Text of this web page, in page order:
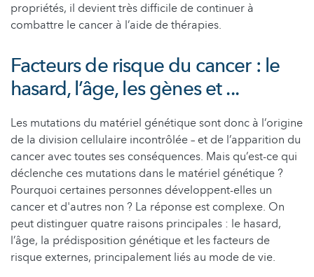
propriétés, il devient très difficile de continuer à
combattre le cancer à l’aide de thérapies.
Facteurs de risque du cancer : le
hasard, l’âge, les gènes et ...
Les mutations du matériel génétique sont donc à l’origine
de la division cellulaire incontrôlée – et de l’apparition du
cancer avec toutes ses conséquences. Mais qu’est-ce qui
déclenche ces mutations dans le matériel génétique ?
Pourquoi certaines personnes développent-elles un
cancer et d'autres non ? La réponse est complexe. On
peut distinguer quatre raisons principales : le hasard,
l’âge, la prédisposition génétique et les facteurs de
risque externes, principalement liés au mode de vie.